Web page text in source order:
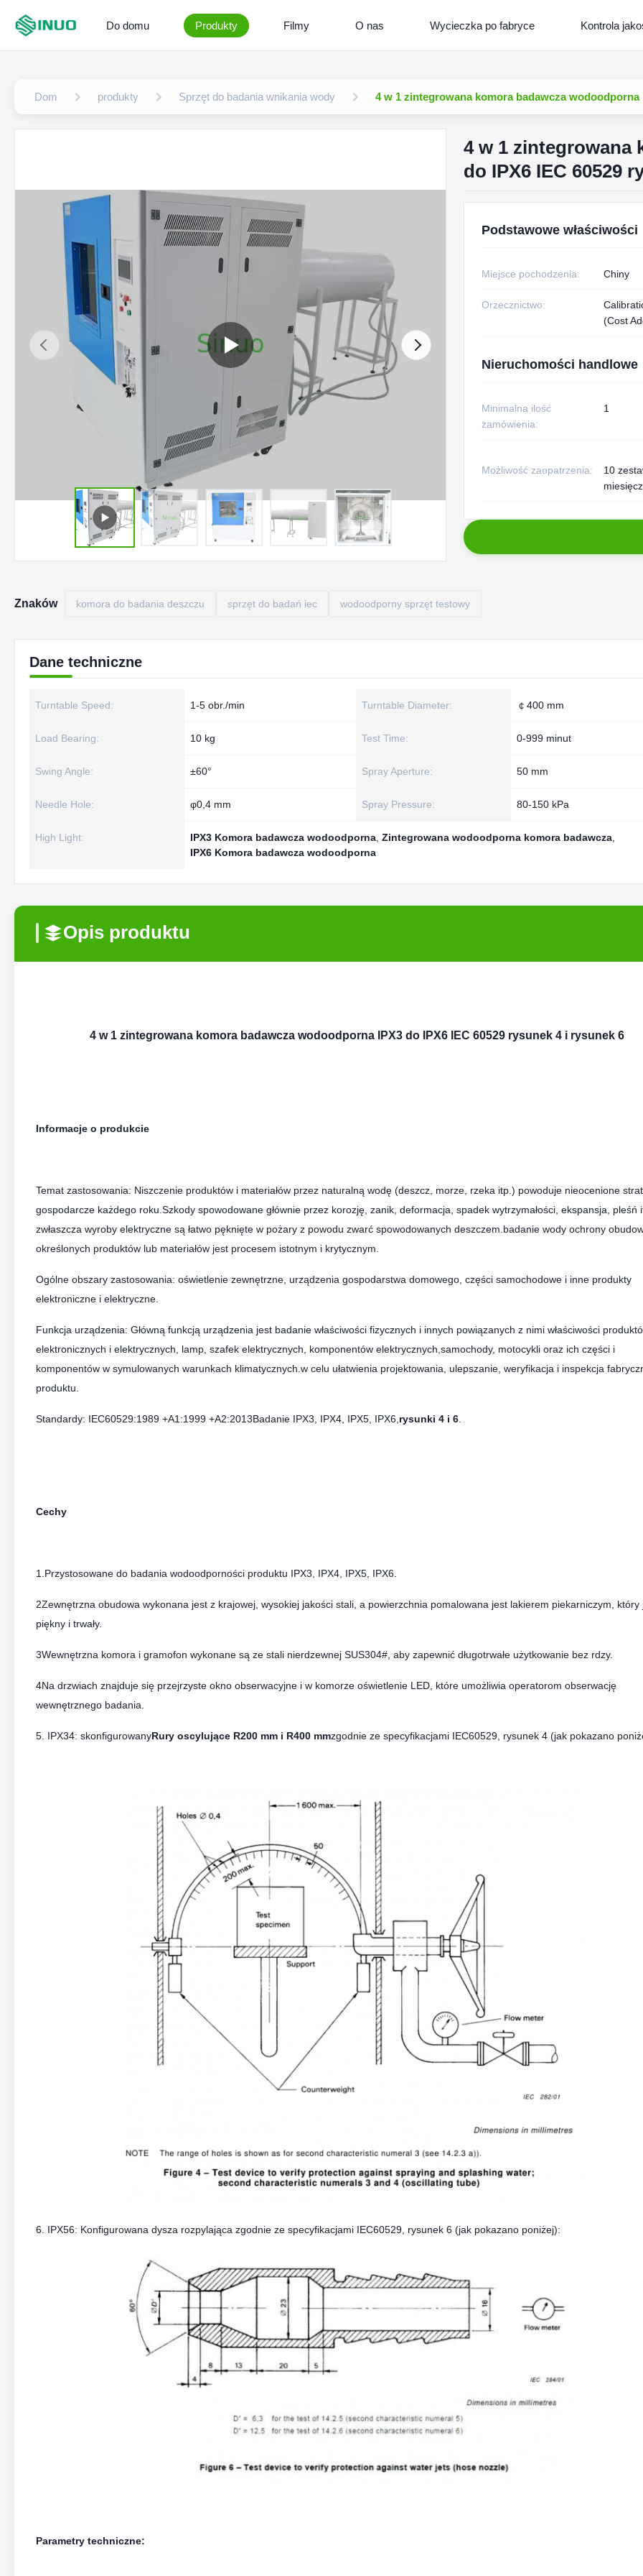
Do domu Produkty Filmy O nas Wycieczka po fabryce Kontrola
Dom produkty Sprzęt do badania wnikania wody 4 w 1 zintegrowana komora badawcza wodoodporna
4 w 1 zintegrowana
do IPX6 IEC 60529
Podstawowe właściwości
Miejsce pochodzenia: Chiny
Orzecznictwo:
(Cost
Nieruchomości handlowe
Minimalna ilość
zamówienia:
1
Możliwość zaopatrzenia:
10
Znaków komora do badania deszczu sprzęt do badań iec wodoodporny sprzęt testowy
Dane techniczne
Turntable Speed: 1-5 obr./min Turntable Diameter: ￠400 mm
Load Bearing: 10 kg Test Time: 0-999 minut
Swing Angle: ±60° Spray Aperture: 50 mm
Needle Hole: φ0,4 mm Spray Pressure: 80-150 kPa
High Light: IPX3 Komora badawcza wodoodporna Zintegrowana wodoodporna komora badawcza
IPX6 Komora badawcza wodoodporna
Opis produktu
4 w 1 zintegrowana komora badawcza wodoodporna IPX3 do IPX6 IEC 60529 rysunek 4 i rysunek 6
Informacje o produkcie
Temat zastosowania: Niszczenie produktów i materiałów przez naturalną wodę (deszcz, morze, rzeka itp.) powoduje nieocenione
gospodarcze każdego roku.Szkody spowodowane głównie przez korozję, zanik, deformacja, spadek wytrzymałości, ekspansja, pleśń
zwłaszcza wyroby elektryczne są łatwo pęknięte w pożary z powodu zwarć spowodowanych deszczem.badanie wody ochrony
określonych produktów lub materiałów jest procesem istotnym i krytycznym.
Ogólne obszary zastosowania: oświetlenie zewnętrzne, urządzenia gospodarstwa domowego, części samochodowe i inne produkty
elektroniczne i elektryczne.
Funkcja urządzenia: Główną funkcją urządzenia jest badanie właściwości fizycznych i innych powiązanych z nimi właściwości
elektronicznych i elektrycznych, lamp, szafek elektrycznych, komponentów elektrycznych,samochody, motocykli oraz ich części i
komponentów w symulowanych warunkach klimatycznych.w celu ułatwienia projektowania, ulepszanie, weryfikacja i inspekcja
produktu.
Standardy: IEC60529:1989 +A1:1999 +A2:2013Badanie IPX3, IPX4, IPX5, IPX6, rysunki 4 i 6
Cechy
1.Przystosowane do badania wodoodporności produktu IPX3, IPX4, IPX5, IPX6.
2Zewnętrzna obudowa wykonana jest z krajowej, wysokiej jakości stali, a powierzchnia pomalowana jest lakierem piekarniczym, który
piękny i trwały.
3Wewnętrzna komora i gramofon wykonane są ze stali nierdzewnej SUS304#, aby zapewnić długotrwałe użytkowanie bez rdzy.
4Na drzwiach znajduje się przejrzyste okno obserwacyjne i w komorze oświetlenie LED, które umożliwia operatorom obserwację
wewnętrznego badania.
5. IPX34: skonfigurowanyRury oscylujące R200 mm i R400 mmzgodnie ze specyfikacjami IEC60529, rysunek 4 (jak pokazano
6. IPX56: Konfigurowana dysza rozpylająca zgodnie ze specyfikacjami IEC60529, rysunek 6 (jak pokazano poniżej):
Parametry techniczne: